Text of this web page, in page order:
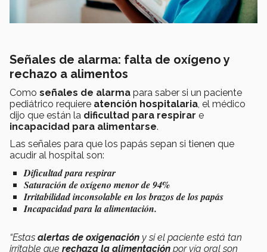
Señales de alarma: falta de oxígeno y
rechazo a alimentos
Como señales de alarma para saber si un paciente
pediátrico requiere atención hospitalaria, el médico
dijo que están la dificultad para respirar e
incapacidad para alimentarse.
Las señales para que los papás sepan si tienen que
acudir al hospital son:
Dificultad para respirar
Saturación de oxígeno menor de 94%
Irritabilidad inconsolable en los brazos de los papás
Incapacidad para la alimentación.
“Estas alertas de oxigenación y si el paciente está tan
irritable que rechaza la alimentación por vía oral son